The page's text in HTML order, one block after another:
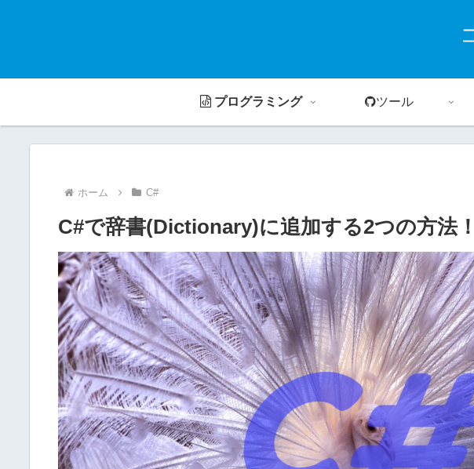
プログラミング ツール
ホーム C#
C#で辞書(Dictionary)に追加する2つの方法！